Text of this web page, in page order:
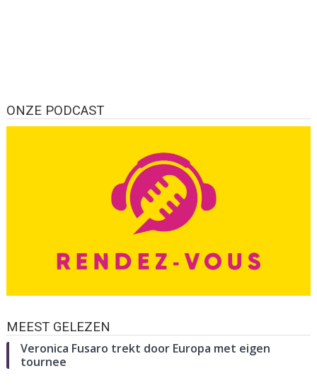
ONZE PODCAST
MEEST GELEZEN
Veronica Fusaro trekt door Europa met eigen
tournee